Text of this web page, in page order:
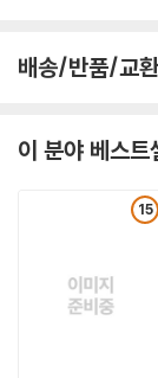
배송/반품/교
이 분야 베스트
15